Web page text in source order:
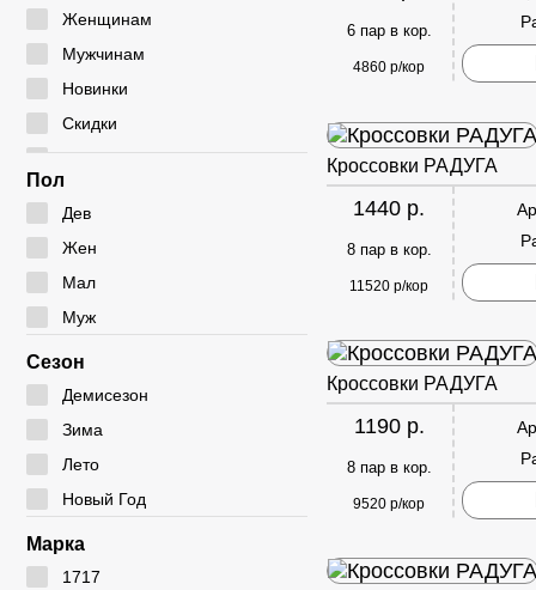
Сандалии
Женщинам
Мужчинам
Новинки
Скидки
Сумки
Пол
Дев
Жен
Мал
Муж
Сезон
Демисезон
Зима
Лето
Новый Год
Марка
1717
6 пар в кор.
4860 р/кор
Кроссовки РАДУГА
1440 р.
8 пар в кор.
11520 р/кор
Кроссовки РАДУГА
1190 р.
8 пар в кор.
9520 р/кор